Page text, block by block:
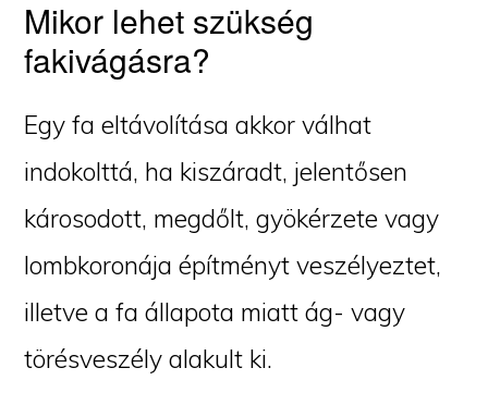
Mikor lehet szükség
fakivágásra?
Egy fa eltávolítása akkor válhat
indokolttá, ha kiszáradt, jelentősen
károsodott, megdőlt, gyökérzete vagy
lombkoronája építményt veszélyeztet,
illetve a fa állapota miatt ág- vagy
törésveszély alakult ki.